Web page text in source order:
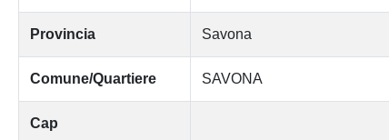
Provincia Savona
Comune/Quartiere SAVONA
Cap